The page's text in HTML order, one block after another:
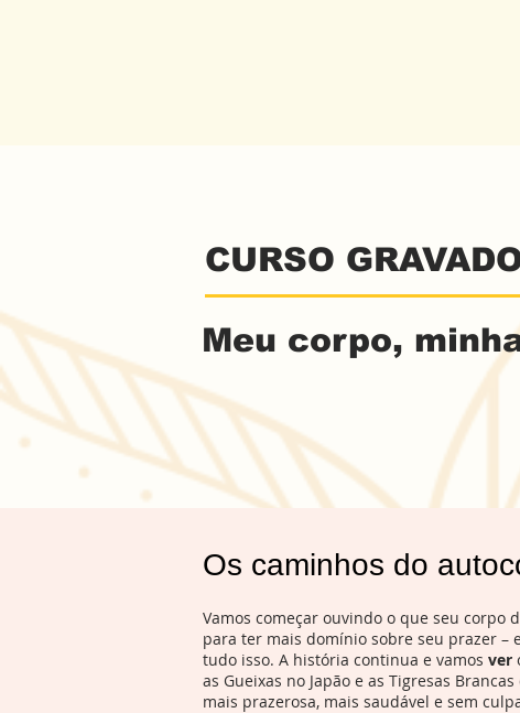
CURSO
Meu corpo,
Os caminhos do
Vamos começar ouvindo o que seu corpo
para ter mais domínio sobre seu prazer –
tudo isso. A história continua e vamos ver
as Gueixas no Japão e as Tigresas
mais prazerosa, mais saudável e sem